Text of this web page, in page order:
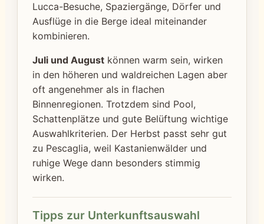
Lucca-Besuche, Spaziergänge, Dörfer und
Ausflüge in die Berge ideal miteinander
kombinieren.
Juli und Augustkönnen warm sein, wirken
in den höheren und waldreichen Lagen aber
oft angenehmer als in flachen
Binnenregionen. Trotzdem sind Pool,
Schattenplätze und gute Belüftung wichtige
Auswahlkriterien. Der Herbst passt sehr gut
zu Pescaglia, weil Kastanienwälder und
ruhige Wege dann besonders stimmig
wirken.
Tipps zur Unterkunftsauswahl